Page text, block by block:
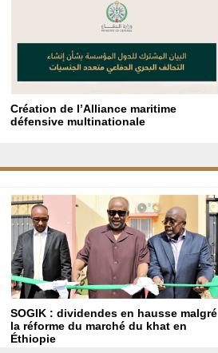
Création de l’Alliance maritime
défensive multinationale
SOGIK : dividendes en hausse malgré
la réforme du marché du khat en
Éthiopie